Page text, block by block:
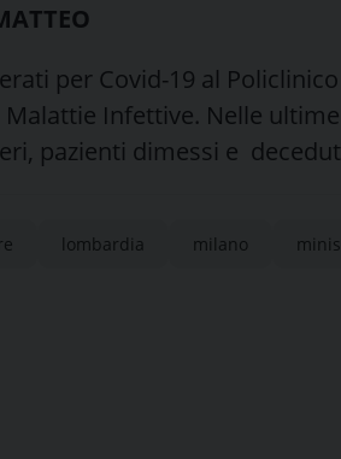
per Covid-19 al
Infettive. Nelle
pazienti dimessi e
lombardia milano